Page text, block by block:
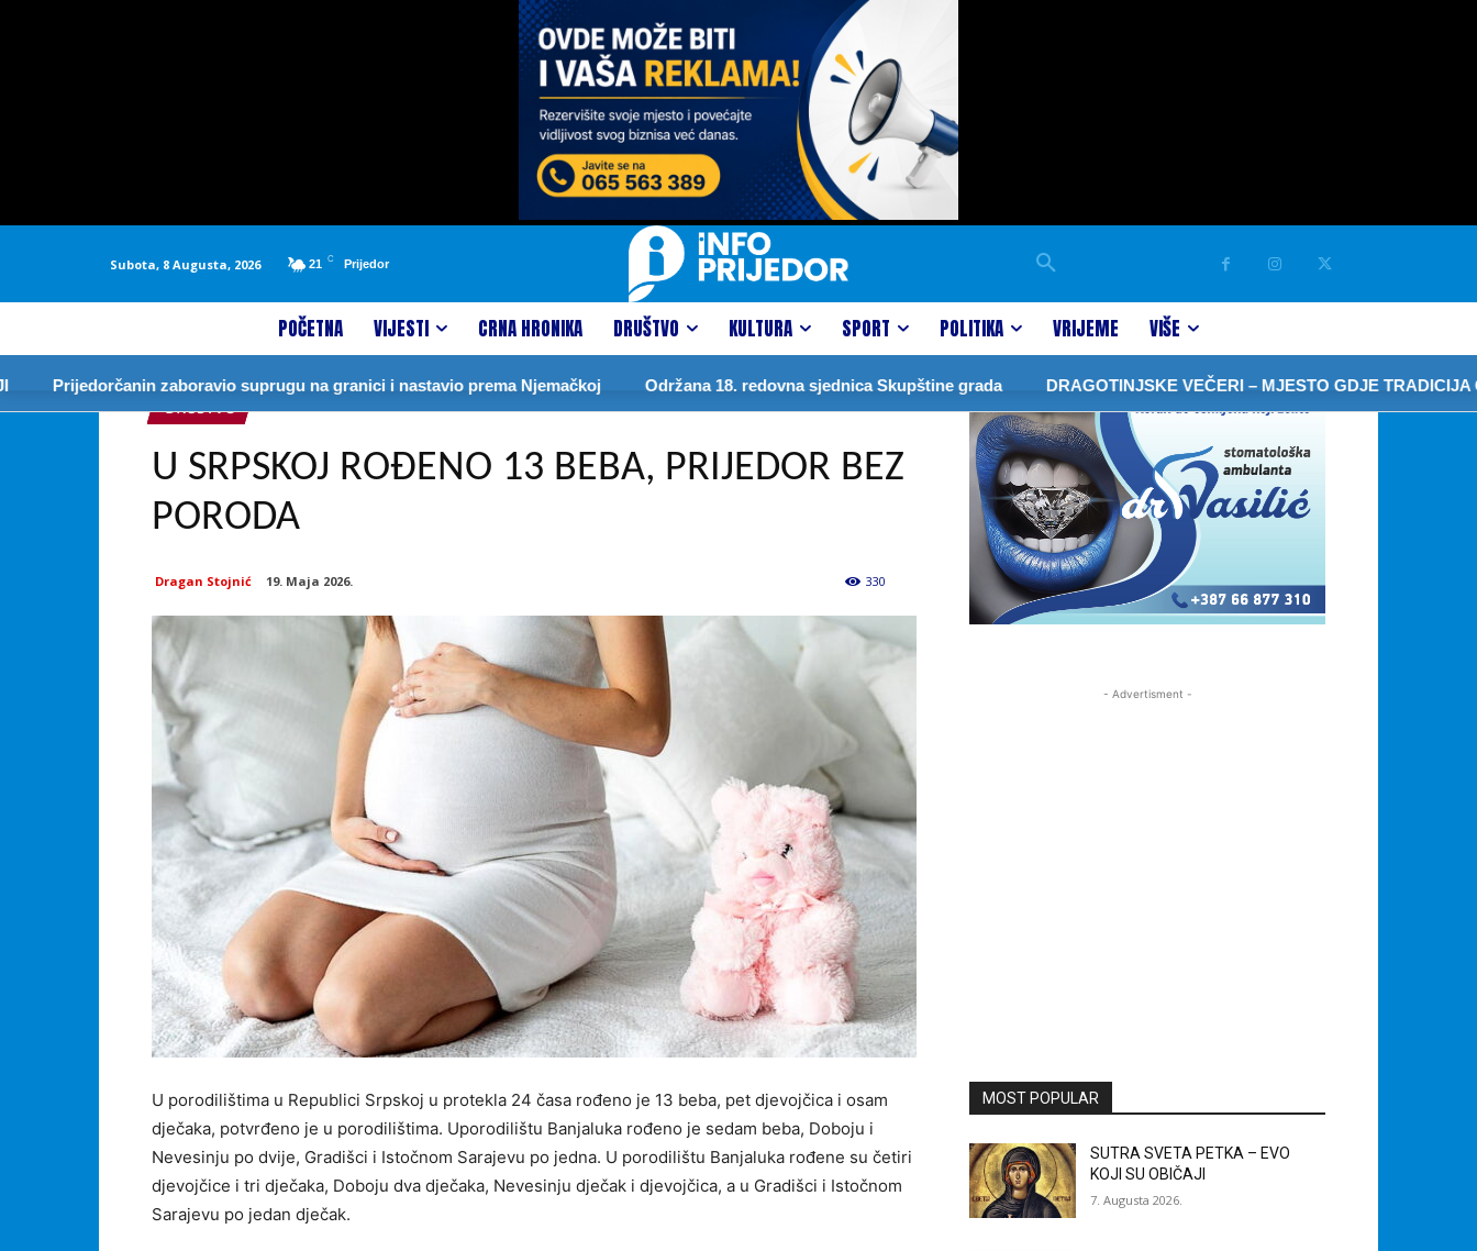
Subota, 8 Augusta, 2026 21 C Prijedor
POČETNA VIJESTI CRNA HRONIKA DRUŠTVO KULTURA SPORT POLITIKA VRIJEME VIŠE
Prijedorčanin zaboravio suprugu na granici i nastavio prema Njemačkoj Održana 18. redovna sjednica Skupštine grada DRAGOTINJSKE VEČERI – MJESTO GDJE TRADICIJA
DRUŠTVO
U SRPSKOJ ROĐENO 13 BEBA, PRIJEDOR BEZ
PORODA
Dragan Stojnić 19. Maja 2026. 330
U porodilištima u Republici Srpskoj u protekla 24 časa rođeno je 13 beba, pet djevojčica i osam
dječaka, potvrđeno je u porodilištima. Uporodilištu Banjaluka rođeno je sedam beba, Doboju i
Nevesinju po dvije, Gradišci i Istočnom Sarajevu po jedna. U porodilištu Banjaluka rođene su četiri
djevojčice i tri dječaka, Doboju dva dječaka, Nevesinju dječak i djevojčica, a u Gradišci i Istočnom
Sarajevu po jedan dječak.
- Advertisment -
MOST POPULAR
SUTRA SVETA PETKA – EVO
KOJI SU OBIČAJI
7. Augusta 2026.